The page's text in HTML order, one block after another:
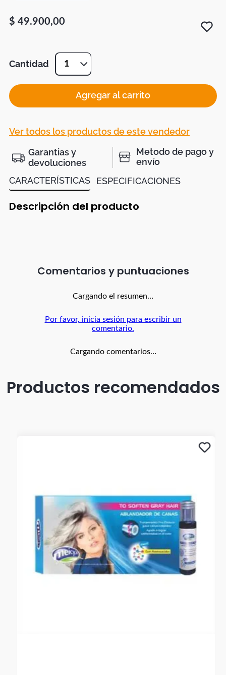
$ 49.900,00
Cantidad 1
Agregar al carrito
Ver todos los productos de este vendedor
Garantias y
devoluciones
Metodo de pago y
envío
CARACTERÍSTICAS
ESPECIFICACIONES
Descripción del producto
Comentarios
Cargando el resumen…
Por favor, inicia sesión para escribir un
comentario.
Cargando comentarios…
Productos recomendados